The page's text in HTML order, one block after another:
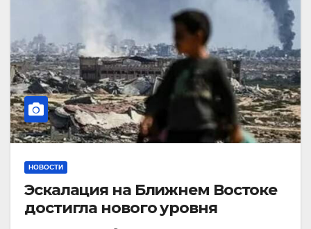
НОВОСТИ
Эскалация на Ближнем Востоке
достигла нового уровня